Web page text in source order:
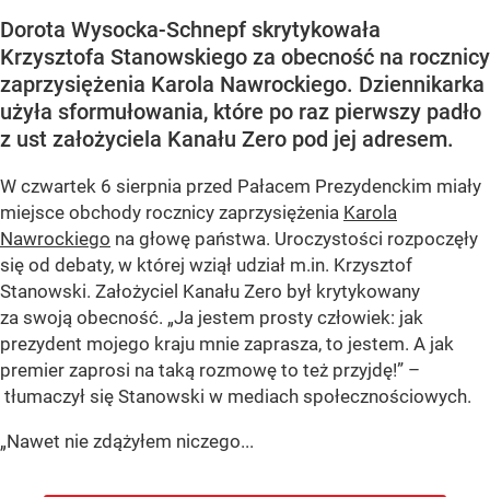
Dorota Wysocka-Schnepf skrytykowała
Krzysztofa Stanowskiego za obecność na rocznicy
zaprzysiężenia Karola Nawrockiego. Dziennikarka
użyła sformułowania, które po raz pierwszy padło
z ust założyciela Kanału Zero pod jej adresem.
W czwartek 6 sierpnia przed Pałacem Prezydenckim miały
miejsce obchody rocznicy zaprzysiężenia Karola
Nawrockiego na głowę państwa. Uroczystości rozpoczęły
się od debaty, w której wziął udział m.in. Krzysztof
Stanowski. Założyciel Kanału Zero był krytykowany
za swoją obecność. „Ja jestem prosty człowiek: jak
prezydent mojego kraju mnie zaprasza, to jestem. A jak
premier zaprosi na taką rozmowę to też przyjdę!” –
tłumaczył się Stanowski w mediach społecznościowych.
„Nawet nie zdążyłem niczego...